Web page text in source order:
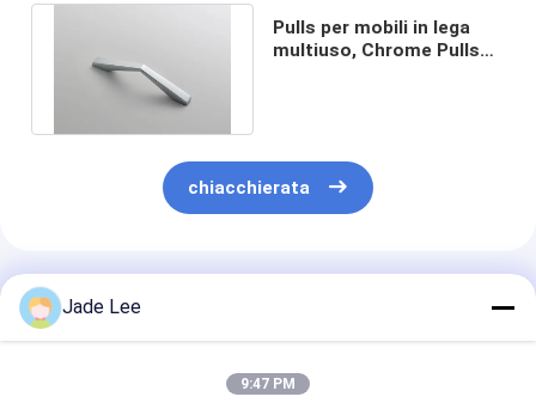
Serratura di porta in acciaio inossidabile
handlesets della porta di entrata
Pulls per mobili in lega
multiuso, Chrome Pulls
chiacchierata
Prodotti Raccomandati
Jade Lee
9:47 PM